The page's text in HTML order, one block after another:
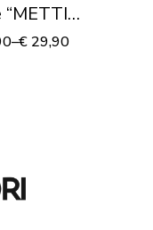
UN
–€ 29,90